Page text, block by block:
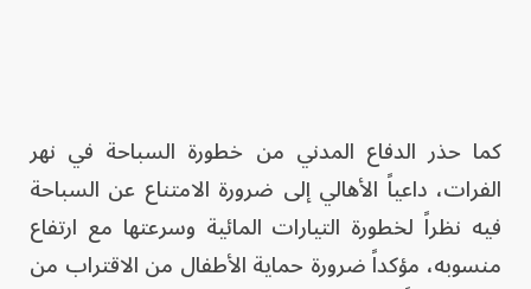
كما حذر الدفاع المدني من خطورة السباحة في نهر
الفرات، داعياً الأهالي إلى ضرورة الامتناع عن السباحة
فيه نظراً لخطورة التيارات المائية وسرعتها مع ارتفاع
منسوبه، مؤكداً ضرورة حماية الأطفال من الاقتراب من